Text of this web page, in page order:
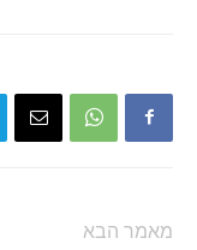
מאמר הבא